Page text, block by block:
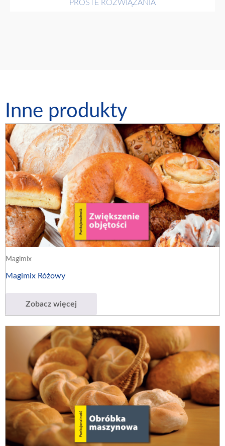
PROSTE ROZWIĄZANIA
Inne produkty
Magimix
Magimix Różowy
Zobacz więcej